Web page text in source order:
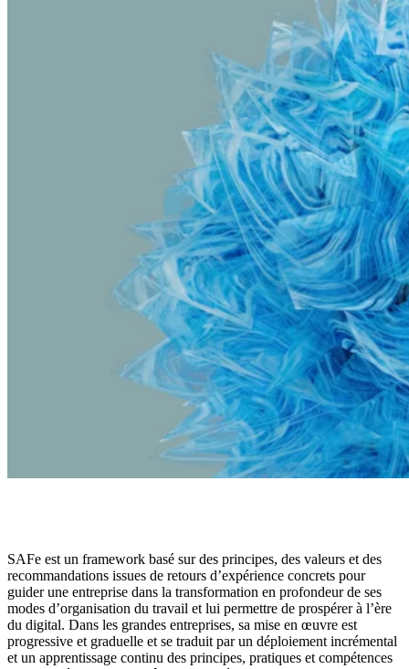
SAFe est un framework basé sur des principes, des valeurs et des
recommandations issues de retours d’expérience concrets pour
guider une entreprise dans la transformation en profondeur de ses
modes d’organisation du travail et lui permettre de prospérer à l’ère
du digital. Dans les grandes entreprises, sa mise en œuvre est
progressive et graduelle et se traduit par un déploiement incrémental
et un apprentissage continu des principes, pratiques et compétences